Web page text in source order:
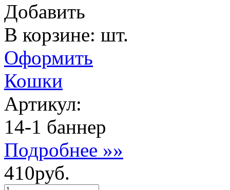
Добавить
В корзине: шт.
Оформить
Кошки
Артикул:
14-1 баннер
Подробнее »»
410руб.